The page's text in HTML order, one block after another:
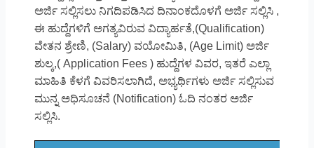
ಅರ್ಜಿ ಸಲ್ಲಿಸಲು ನಿಗದಿಪಡಿಸಿದ ದಿನಾಂಕದೊಳಗೆ ಅರ್ಜಿ ಸಲ್ಲಿಸಿ ,
ಈ ಹುದ್ದೆಗಳಿಗೆ ಅಗತ್ಯವಿರುವ ವಿದ್ಯಾರ್ಹತೆ,(Qualification)
ವೇತನ ಶ್ರೇಣಿ, (Salary) ವಯೋಮಿತಿ, (Age Limit) ಅರ್ಜಿ
ಶುಲ್ಕ,( Application Fees ) ಹುದ್ದೆಗಳ ವಿವರ, ಇತರೆ ಎಲ್ಲಾ
ಮಾಹಿತಿ ಕೆಳಗೆ ವಿವರಿಸಲಾಗಿದೆ, ಅಭ್ಯರ್ಥಿಗಳು ಅರ್ಜಿ ಸಲ್ಲಿಸುವ
ಮುನ್ನ ಅಧಿಸೂಚನೆ (Notification) ಓದಿ ನಂತರ ಅರ್ಜಿ
ಸಲ್ಲಿಸಿ.